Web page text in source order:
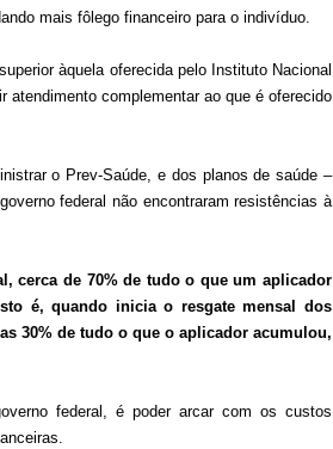
mais fôlego financeiro para o indivíduo.
àquela oferecida pelo Instituto Nacional
atendimento complementar ao que é oferecido
o Prev-Saúde, e dos planos de saúde –
federal não encontraram resistências à
cerca de 70% de tudo o que um aplicador
é, quando inicia o resgate mensal dos
30% de tudo o que o aplicador acumulou,
federal, é poder arcar com os custos